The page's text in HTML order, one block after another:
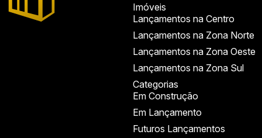
Imóveis
Lançamentos na Centro
Lançamentos na Zona Norte
Lançamentos na Zona Oeste
Lançamentos na Zona Sul
Categorias
Em Construção
Em Lançamento
Futuros Lançamentos